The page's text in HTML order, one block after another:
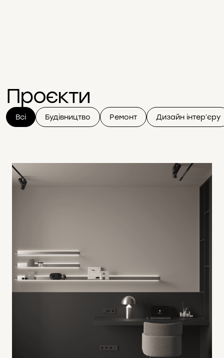
Проєкти
Всі Будівництво Ремонт Дизайн інтерʼєру